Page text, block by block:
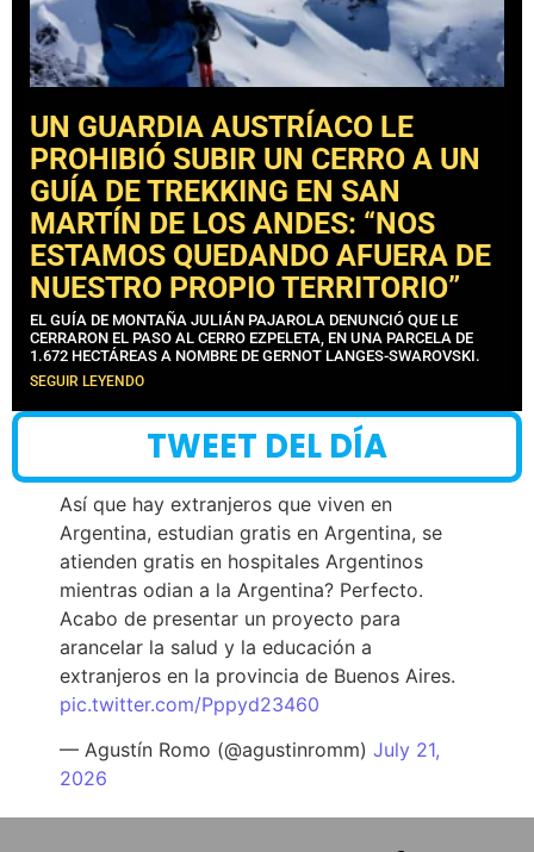
UN GUARDIA AUSTRÍACO LE
PROHIBIÓ SUBIR UN CERRO A UN
GUÍA DE TREKKING EN SAN
MARTÍN DE LOS ANDES: “NOS
ESTAMOS QUEDANDO AFUERA DE
NUESTRO PROPIO TERRITORIO”
EL GUÍA DE MONTAÑA JULIÁN PAJAROLA DENUNCIÓ QUE LE
CERRARON EL PASO AL CERRO EZPELETA, EN UNA PARCELA DE
1.672 HECTÁREAS A NOMBRE DE GERNOT LANGES-SWAROVSKI.
SEGUIR LEYENDO
TWEET DEL DÍA
Así que hay extranjeros que viven en
Argentina, estudian gratis en Argentina, se
atienden gratis en hospitales Argentinos
mientras odian a la Argentina? Perfecto.
Acabo de presentar un proyecto para
arancelar la salud y la educación a
extranjeros en la provincia de Buenos Aires.
pic.twitter.com/Pppyd23460
— Agustín Romo (@agustinromm) July 21,
2026